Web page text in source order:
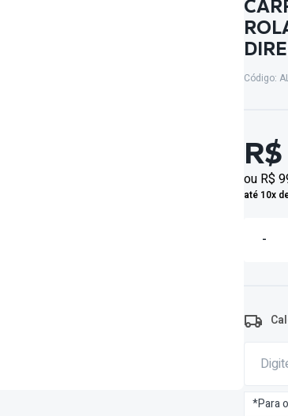
Código:
ou R$
até 10x
-
*Para